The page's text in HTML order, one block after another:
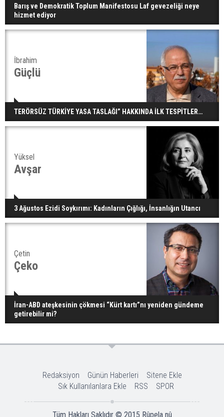
Barış ve Demokratik Toplum Manifestosu Laf gevezeliği neye
hizmet ediyor
İbrahim
Güçlü
TERÖRSÜZ TÜRKİYE YASA TASLAĞI” HAKKINDA İLK TESPİTLER…
Yüksel
Avşar
3 Ağustos Ezidi Soykırımı: Kadınların Çığlığı, İnsanlığın Utancı
Çetin
Çeko
İran-ABD ateşkesinin çökmesi “Kürt kartı”nı yeniden gündeme
getirebilir mi?
Redaksiyon Günün Haberleri
Sitene Ekle
Sık Kullanılanlara Ekle
RSS SPOR
Tüm Hakları Saklıdır © 2015 Rûpela nû